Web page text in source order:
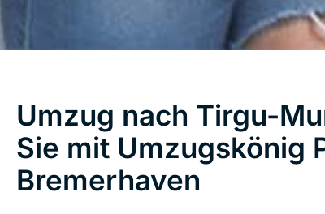
Umzug nach Tirgu-
Sie mit Umzugskönig
Bremerhaven